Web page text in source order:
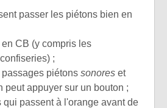
passer les piétons bien en
CB (y compris les
;
piétons sonores et
peut appuyer sur un bouton ;
qui passent à l'orange avant de